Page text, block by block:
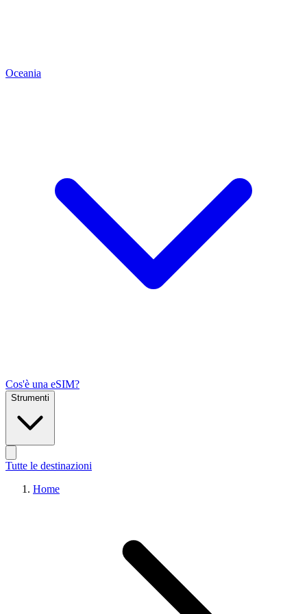
Oceania
Cos'è una eSIM?
Strumenti
Tutte le destinazioni
Home